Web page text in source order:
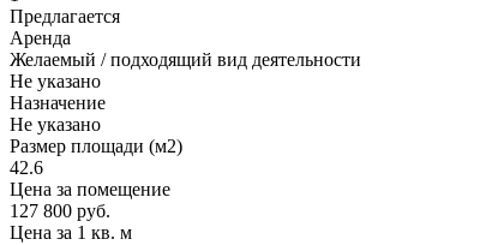
Предлагается
Аренда
Желаемый / подходящий вид деятельности
Не указано
Назначение
Не указано
Размер площади (м2)
42.6
Цена за помещение
127 800 руб.
Цена за 1 кв. м